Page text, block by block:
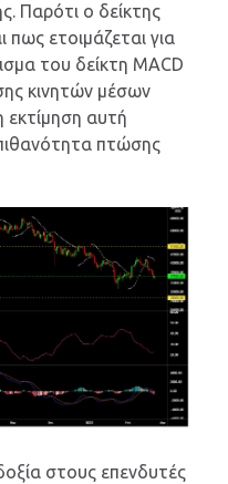
Παρότι ο δείκτης
ετοιμάζεται για
του δείκτη MACD
κινητών μέσων
αυτή
πτώσης
στους επενδυτές